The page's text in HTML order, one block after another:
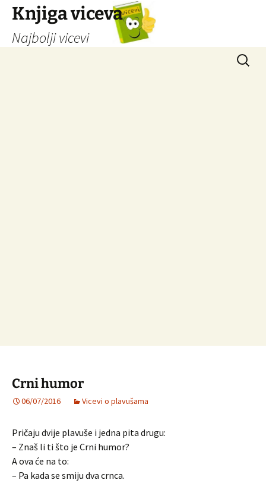
Knjiga viceva
Najbolji vicevi
Crni humor
06/07/2016 Vicevi o plavušama
Pričaju dvije plavuše i jedna pita drugu:
– Znaš li ti što je Crni humor?
A ova će na to:
– Pa kada se smiju dva crnca.